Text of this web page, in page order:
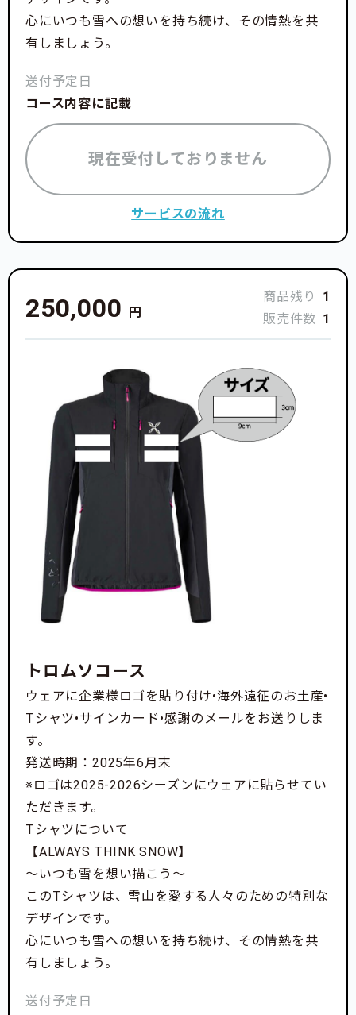
心にいつも雪への想いを持ち続け、その情熱を共
有しましょう。
送付予定日
コース内容に記載
現在受付しておりません
サービスの流れ
250,000 円
商品残り
1
販売件数 1
トロムソコース
ウェアに企業様ロゴを貼り付け•海外遠征のお土産•
Tシャツ•サインカード•感謝のメールをお送りしま
す。
発送時期：2025年6月末
※ロゴは2025-2026シーズンにウェアに貼らせてい
ただきます。
Tシャツについて
【ALWAYS THINK SNOW】
～いつも雪を想い描こう～
このTシャツは、雪山を愛する人々のための特別な
デザインです。
心にいつも雪への想いを持ち続け、その情熱を共
有しましょう。
送付予定日